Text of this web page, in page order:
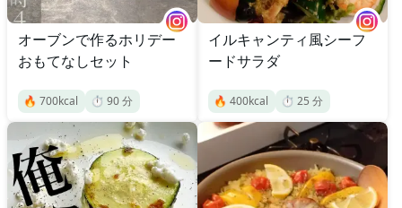
オーブンで作るホリデー
おもてなしセット
🔥 700kcal ⏱️ 90分
イルキャンティ風シーフ
ードサラダ
🔥 400kcal ⏱️ 25 分